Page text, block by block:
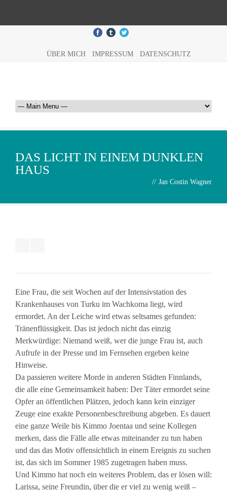
ÜBER MICH IMPRESSUM DATENSCHUTZ
DAS LICHT IN EINEM DUNKLEN
HAUS
// Jan Costin Wagner
Eine Frau, die seit Wochen auf der Intensivstation des
Krankenhauses von Turku im Wachkoma liegt, wird
ermordet. An der Leiche wird etwas seltsames gefunden:
Tränenflüssigkeit. Das ist jedoch nicht das einzig
Merkwürdige: Niemand weiß, wer die junge Frau ist, auch
Aufrufe in der Presse und im Fernsehen ergeben keine
Hinweise.
Da passieren weitere Morde in anderen Städten Finnlands,
die alle eine Gemeinsamkeit haben: Der Täter ermordet seine
Opfer an öffentlichen Plätzen, jedoch kann kein einziger
Zeuge eine exakte Personenbeschreibung abgeben. Es dauert
eine ganze Weile bis Kimmo Joentaa und seine Kollegen
merken, dass die Fälle alle etwas miteinander zu tun haben
und das das Motiv offensichtlich in einem Ereignis zu suchen
ist, das sich im Sommer 1985 zugetragen haben muss.
Und Kimmo hat noch ein weiteres Problem, das er lösen will:
Larissa, seine Freundin, über die er viel zu wenig weiß –